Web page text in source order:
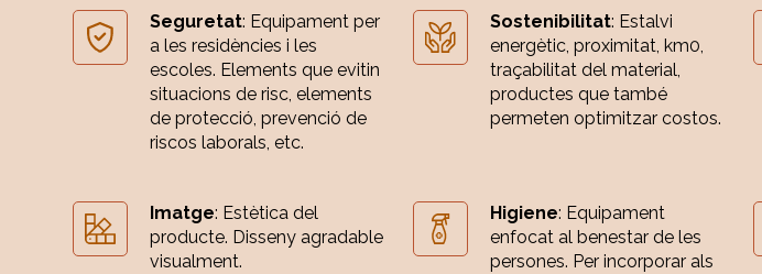
Seguretat: Equipament per
a les residències i les
escoles. Elements que evitin
situacions de risc, elements
de protecció, prevenció de
riscos laborals, etc.
Sostenibilitat: Estalvi
energètic, proximitat, km0,
traçabilitat del material,
productes que també
permeten optimitzar costos.
Imatge: Estètica del
producte. Disseny agradable
visualment.
Higiene: Equipament
enfocat al benestar de les
persones. Per incorporar als